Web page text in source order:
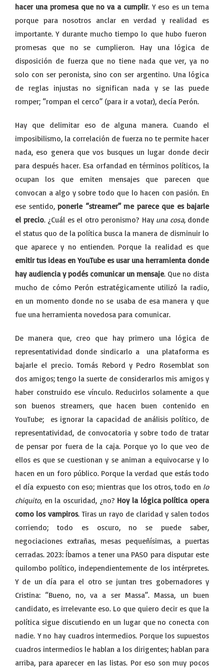
hacer una promesa que no va a cumplir. Y eso es un tema
porque para nosotros anclar en verdad y realidad es
importante. Y durante mucho tiempo lo que hubo fueron
promesas que no se cumplieron. Hay una lógica de
disposición de fuerza que no tiene nada que ver, ya no
solo con ser peronista, sino con ser argentino. Una lógica
de reglas injustas no significan nada y se las puede
romper; “rompan el cerco” (para ir a votar), decía Perón.
Hay que delimitar eso de alguna manera. Cuando el
imposibilismo, la correlación de fuerza no te permite hacer
nada, eso genera que vos busques un lugar donde decir
para después hacer. Esa orfandad en términos políticos, la
ocupan los que emiten mensajes que parecen que
convocan a algo y sobre todo que lo hacen con pasión. En
ese sentido, ponerle “streamer” me parece que es bajarle
el precio. ¿Cuál es el otro peronismo? Hay una cosa, donde
el status quo de la política busca la manera de disminuir lo
que aparece y no entienden. Porque la realidad es que
emitir tus ideas en YouTube es usar una herramienta donde
hay audiencia y podés comunicar un mensaje. Que no dista
mucho de cómo Perón estratégicamente utilizó la radio,
en un momento donde no se usaba de esa manera y que
fue una herramienta novedosa para comunicar.
De manera que, creo que hay primero una lógica de
representatividad donde sindicarlo a una plataforma es
bajarle el precio. Tomás Rebord y Pedro Rosemblat son
dos amigos; tengo la suerte de considerarlos mis amigos y
haber construido ese vínculo. Reducirlos solamente a que
son buenos streamers, que hacen buen contenido en
YouTube; es ignorar la capacidad de análisis político, de
representatividad, de convocatoria y sobre todo de tratar
de pensar por fuera de la caja. Porque yo lo que veo de
ellos es que se cuestionan y se animan a equivocarse y lo
hacen en un foro público. Porque la verdad que estás todo
el día expuesto con eso; mientras que los otros, todo en lo
chiquito, en la oscuridad, ¿no? Hoy la lógica política opera
como los vampiros. Tiras un rayo de claridad y salen todos
corriendo; todo es oscuro, no se puede saber,
negociaciones extrañas, mesas pequeñísimas, a puertas
cerradas. 2023: Íbamos a tener una PASO para disputar este
quilombo político, independientemente de los intérpretes.
Y de un día para el otro se juntan tres gobernadores y
Cristina: “Bueno, no, va a ser Massa”. Massa, un buen
candidato, es irrelevante eso. Lo que quiero decir es que la
política sigue discutiendo en un lugar que no conecta con
nadie. Y no hay cuadros intermedios. Porque los supuestos
cuadros intermedios le hablan a los dirigentes; hablan para
arriba, para aparecer en las listas. Por eso son muy pocos